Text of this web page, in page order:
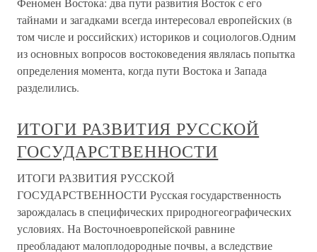
тайнами и загадками всегда интересовал европейских (в
том числе и российских) историков и социологов.Одним
из основных вопросов востоковедения являлась попытка
определения момента, когда пути Востока и Запада
разделились.
ИТОГИ РАЗВИТИЯ РУССКОЙ
ГОСУДАРСТВЕННОСТИ
ИТОГИ РАЗВИТИЯ РУССКОЙ
ГОСУДАРСТВЕННОСТИ Русская государственность
зарождалась в специфических природногеографических
условиях. На Восточноевропейской равнине
преобладают малоплодородные почвы, а вследствие